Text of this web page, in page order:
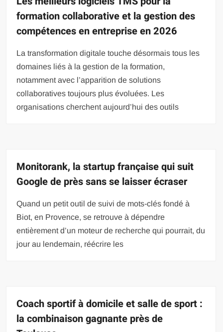
formation collaborative et la gestion des
compétences en entreprise en 2026
La transformation digitale touche désormais tous les
domaines liés à la gestion de la formation,
notamment avec l’apparition de solutions
collaboratives toujours plus évoluées. Les
organisations cherchent aujourd’hui des outils
Monitorank, la startup française qui suit
Google de près sans se laisser écraser
Quand un petit outil de suivi de mots-clés fondé à
Biot, en Provence, se retrouve à dépendre
entièrement d’un moteur de recherche qui pourrait, du
jour au lendemain, réécrire les
Coach sportif à domicile et salle de sport :
la combinaison gagnante près de